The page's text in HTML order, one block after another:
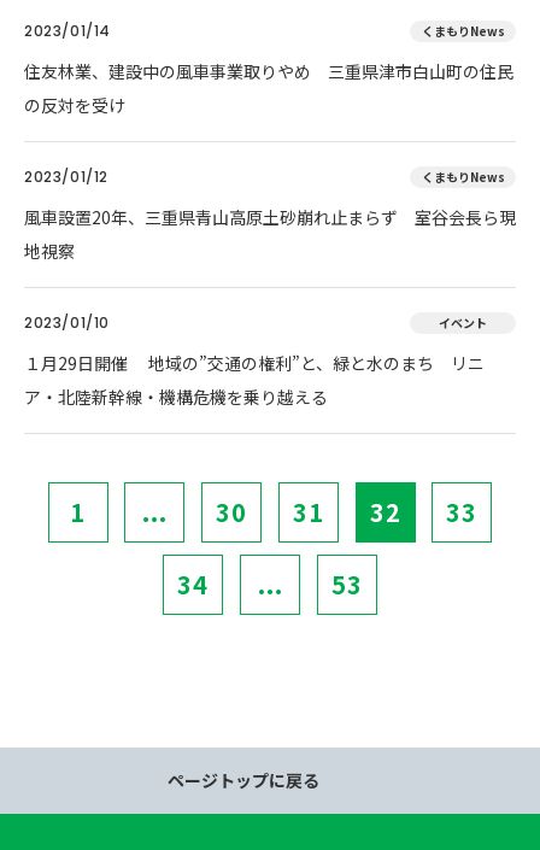
2023/01/14 くまもりNews
住友林業、建設中の風車事業取りやめ 三重県津市白山町の住民
の反対を受け
2023/01/12 くまもりNews
風車設置20年、三重県青山高原土砂崩れ止まらず 室谷会長ら現
地視察
2023/01/10 イベント
１月29日開催 地域の”交通の権利”と、緑と水のまち リニ
ア・北陸新幹線・機構危機を乗り越える
1 ... 30 31 32 33
34 ... 53
ページトップに戻る